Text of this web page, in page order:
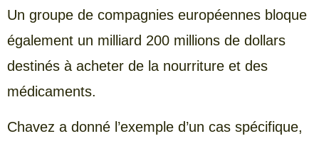
Un groupe de compagnies européennes bloque
également un milliard 200 millions de dollars
destinés à acheter de la nourriture et des
médicaments.
Chavez a donné l’exemple d’un cas spécifique,